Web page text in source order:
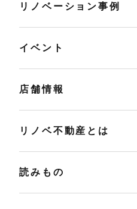
リノベーション事例
イベント
店舗情報
リノベ不動産とは
読みもの